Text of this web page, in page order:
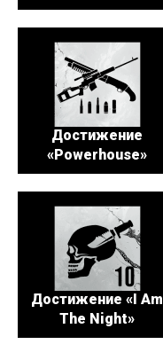
Достижение
«Powerhouse»
Достижение «I Am
The Night»